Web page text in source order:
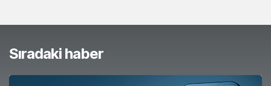
Sıradaki haber